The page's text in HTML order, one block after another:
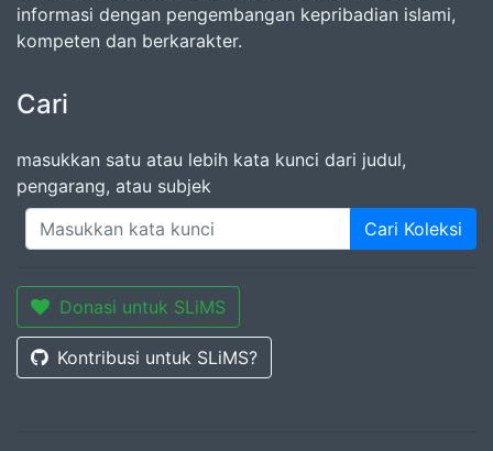
informasi dengan pengembangan kepribadian islami,
kompeten dan berkarakter.
Cari
masukkan satu atau lebih kata kunci dari judul,
pengarang, atau subjek
Cari Koleksi
Donasi untuk SLiMS
Kontribusi untuk SLiMS?